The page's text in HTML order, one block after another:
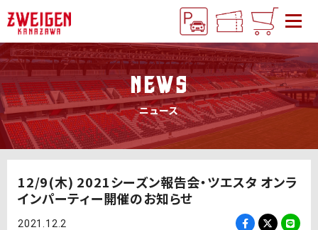
NEWS
ニュース
12/9(木) 2021シーズン報告会・ツエスタ オンラ
インパーティー開催のお知らせ
2021.12.2